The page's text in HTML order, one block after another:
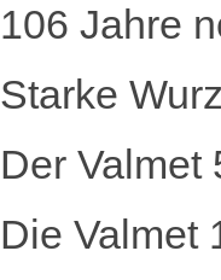
106 Jahre
Starke
Der Valmet
Die Valmet